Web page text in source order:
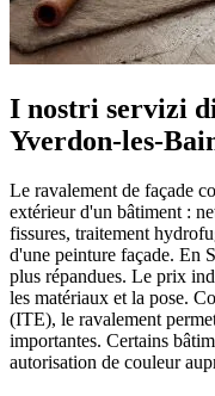
I nostri servizi
Yverdon-les-
Le ravalement de façade
extérieur d'un bâtiment :
fissures, traitement
d'une peinture façade. En
plus répandues. Le prix
les matériaux et la pose.
(ITE), le ravalement
importantes. Certains
autorisation de couleur